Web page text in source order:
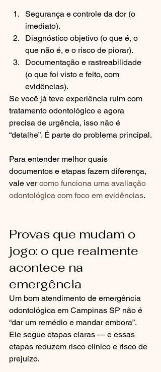
Segurança e controle da dor (o
imediato).
Diagnóstico objetivo (o que é, o
que não é, e o risco de piorar).
Documentação e rastreabilidade
(o que foi visto e feito, com
evidências).
Se você já teve experiência ruim com
tratamento odontológico e agora
precisa de urgência, isso não é
“detalhe”. É parte do problema principal.
Para entender melhor quais
documentos e etapas fazem diferença,
vale ver como funciona uma avaliação
odontológica com foco em evidências.
Provas que mudam o
jogo: o que realmente
acontece na
emergência
Um bom atendimento de emergência
odontológica em Campinas SP não é
“dar um remédio e mandar embora”.
Ele segue etapas claras — e essas
etapas reduzem risco clínico e risco de
prejuízo.